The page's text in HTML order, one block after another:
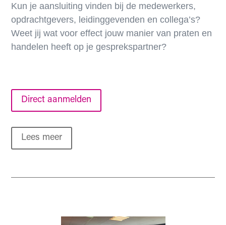
Kun je aansluiting vinden bij de medewerkers,
opdrachtgevers, leidinggevenden en collega’s?
Weet jij wat voor effect jouw manier van praten en
handelen heeft op je gesprekspartner?
Direct aanmelden
Lees meer